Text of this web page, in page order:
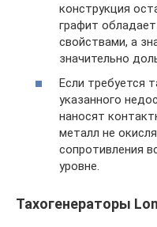
конструкция
графит
свойствами, а
значительно
Если требуется
указанного
наносят
металл не
сопротивления
уровне.
Тахогенераторы